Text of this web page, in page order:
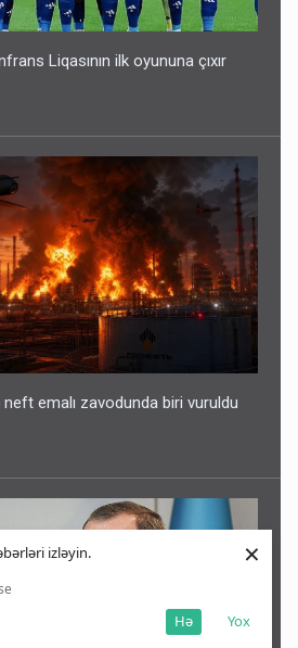
izləyin.
Yox
Hə
×
Liqasının ilk oyununa çıxır
neft emalı zavodunda biri vuruldu